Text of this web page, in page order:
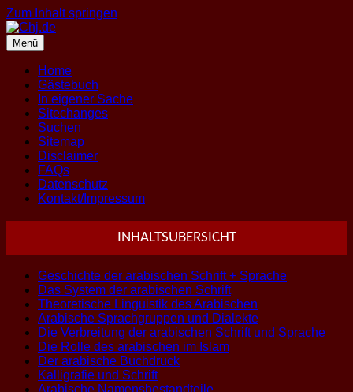
Zum Inhalt springen
Menü
Home
Gästebuch
In eigener Sache
Sitechanges
Suchen
Sitemap
Disclaimer
FAQs
Datenschutz
Kontakt/Impressum
INHALTSUBERSICHT
Geschichte der arabischen Schrift + Sprache
Das System der arabischen Schrift
Theoretische Linguistik des Arabischen
Arabische Sprachgruppen und Dialekte
Die Verbreitung der arabischen Schrift und Sprache
Die Rolle des arabischen im Islam
Der arabische Buchdruck
Kalligrafie und Schrift